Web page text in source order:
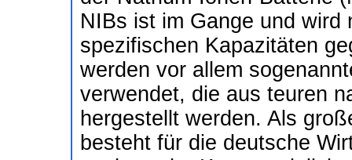
NIBs ist im Gange und wird
spezifischen Kapazitäten
werden vor allem
verwendet, die aus teuren
hergestellt werden. Als
besteht für die deutsche